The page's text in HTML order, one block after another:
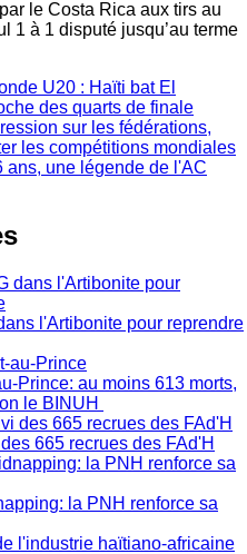
le Costa Rica aux tirs au
1 à 1 disputé jusqu’au terme
U20 : Haïti bat El
des quarts de finale
sur les fédérations,
les compétitions mondiales
ans, une légende de l'AC
l'Artibonite pour reprendre
Prince: au moins 613 morts,
le BINUH
665 recrues des FAd'H
la PNH renforce sa